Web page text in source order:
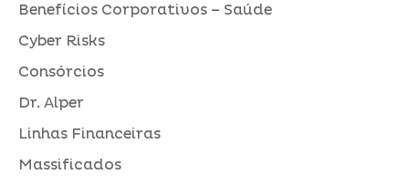
Benefícios Corporativos – Saúde
Cyber Risks
Consórcios
Dr. Alper
Linhas Financeiras
Massificados